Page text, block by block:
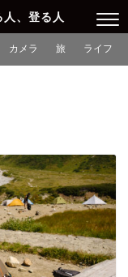
、登る人
カメラ 旅 ライフ